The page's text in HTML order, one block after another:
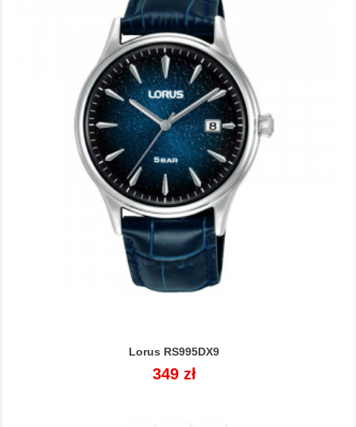
Lorus RS995DX9
Cena
349 zł